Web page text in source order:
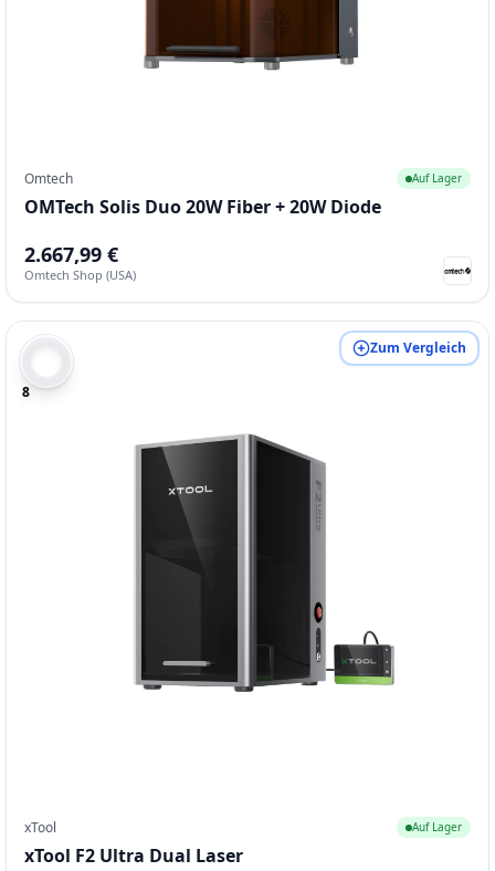
Omtech Auf Lager
OMTech Solis Duo 20W Fiber + 20W Diode
2.667,99 €
Omtech Shop (USA)
8
Zum Vergleich
xTool Auf Lager
xTool F2 Ultra Dual Laser